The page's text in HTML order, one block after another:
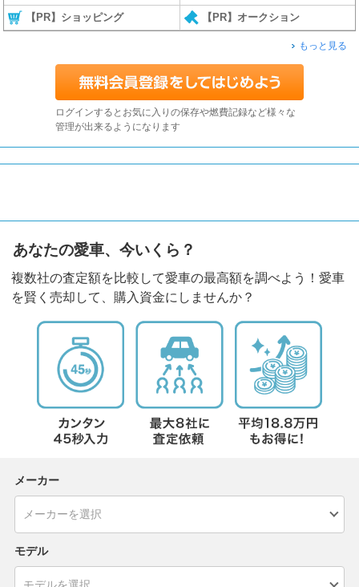
【PR】ショッピング 【PR】オークション
もっと見る
ログインするとお気に入りの保存や燃費記録など様々な
管理が出来るようになります
あなたの愛車、今いくら？
複数社の査定額を比較して愛車の最高額を調べよう！愛車
を賢く売却して、購入資金にしませんか？
メーカー
モデル